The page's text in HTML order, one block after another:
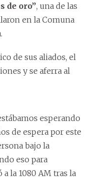
de oro”, una de las
en la Comuna
de sus aliados, el
y se aferra al
esperando
de espera por este
bajo la
eso para
la 1080 AM tras la